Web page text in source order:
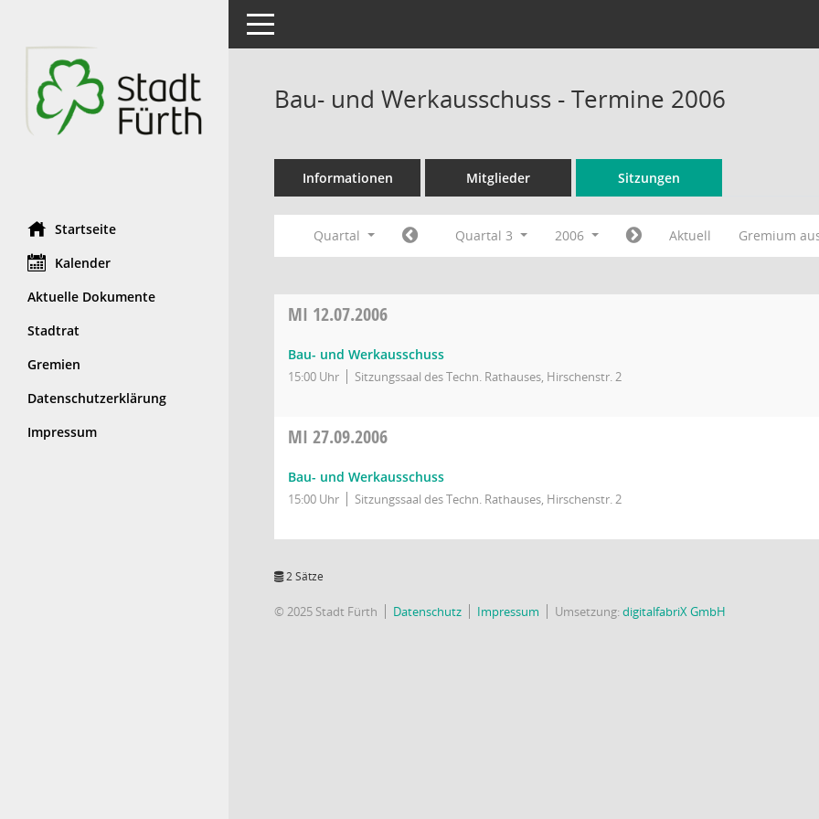
Startseite
Kalender
Aktuelle Dokumente
Stadtrat
Gremien
Datenschutzerklärung
Impressum
Toggle navigation
Bau- und Werkausschuss - Termine 2006
Informationen Mitglieder Sitzungen
Quartal Quartal 3 2006 Aktuell Gremium
MI 12.07.2006
Bau- und Werkausschuss
15:00 Uhr Sitzungssaal des Techn. Rathauses, Hirschenstr. 2
MI 27.09.2006
Bau- und Werkausschuss
15:00 Uhr Sitzungssaal des Techn. Rathauses, Hirschenstr. 2
2 Sätze
© 2025 Stadt Fürth Datenschutz Impressum Umsetzung:digitalfabriX GmbH